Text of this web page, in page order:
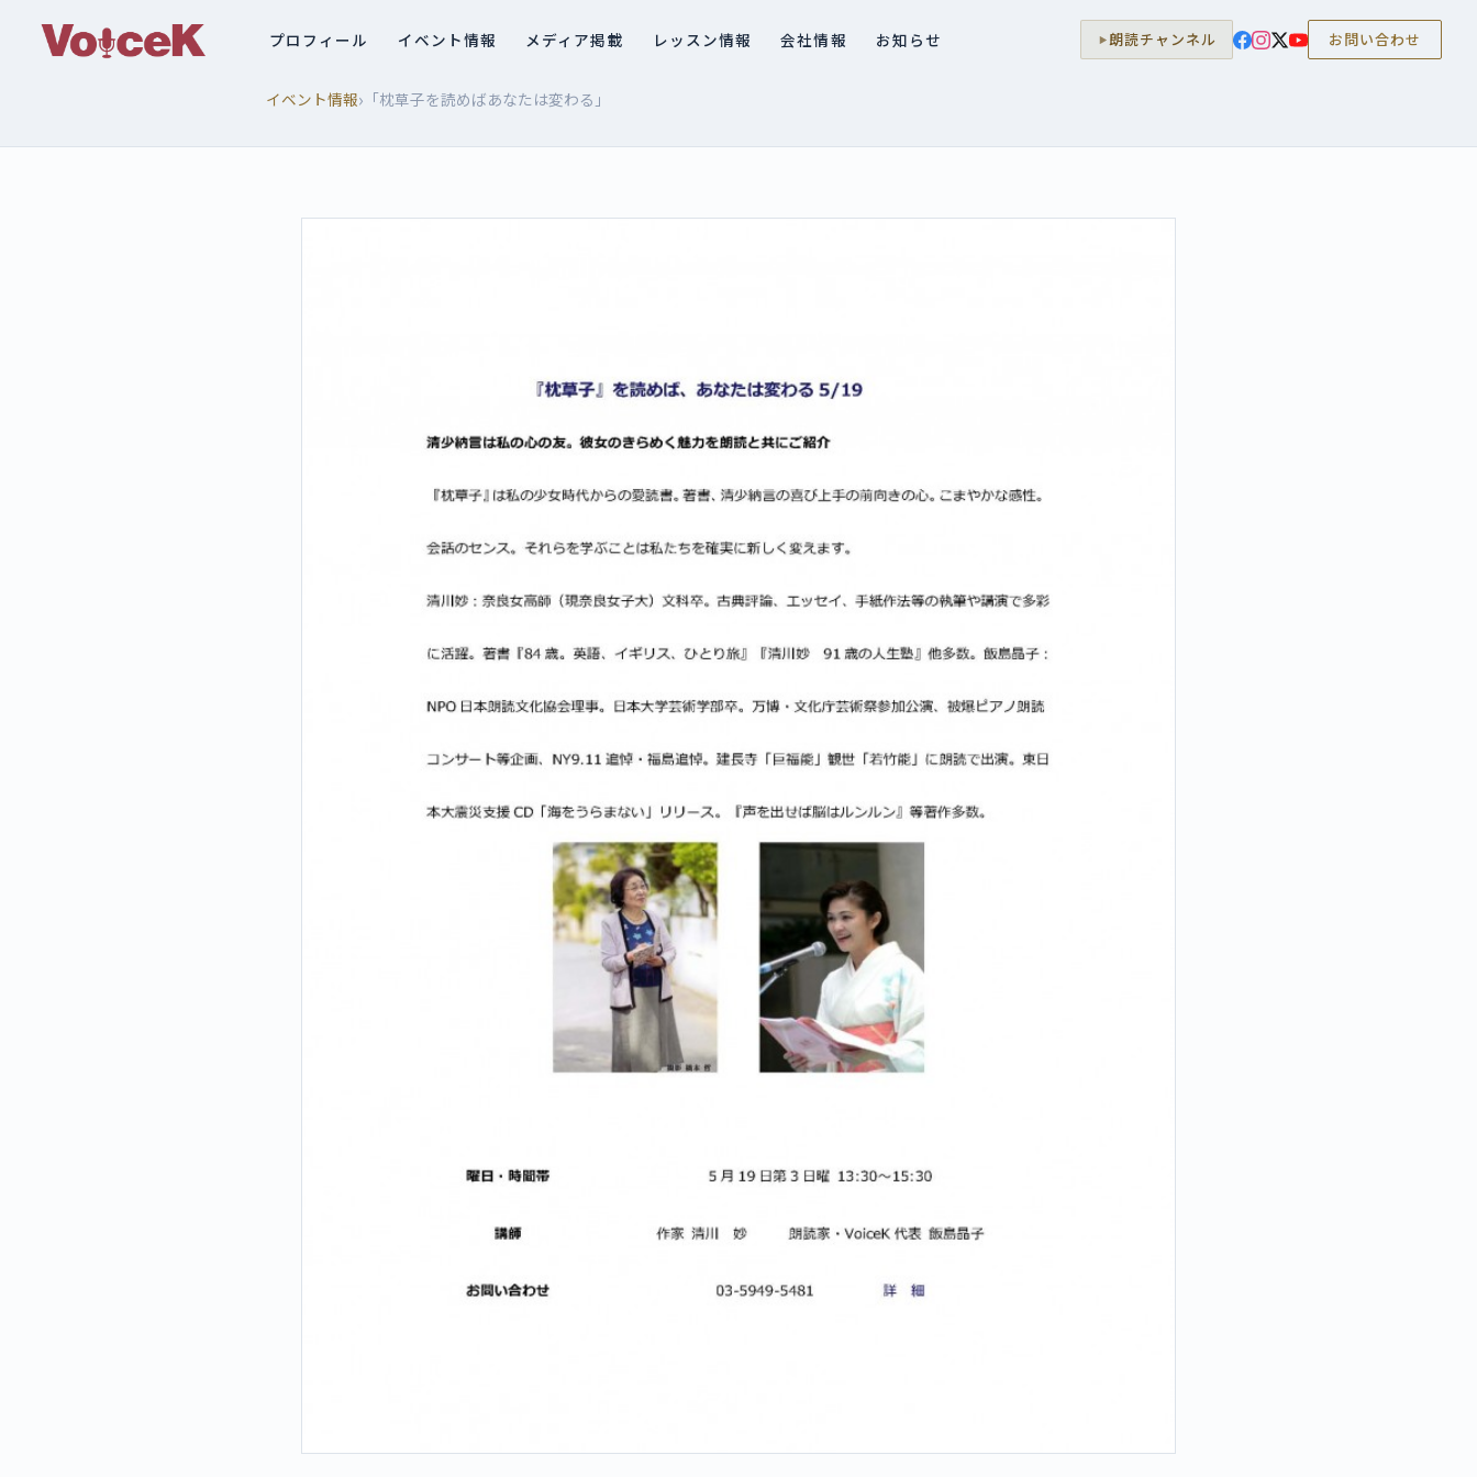
プロフィール イベント情報 メディア掲載 レッスン情報 会社情報 お知らせ 朗読チャンネル お問い合わせ
イベント情報› 「枕草子を読めばあなたは変わる」